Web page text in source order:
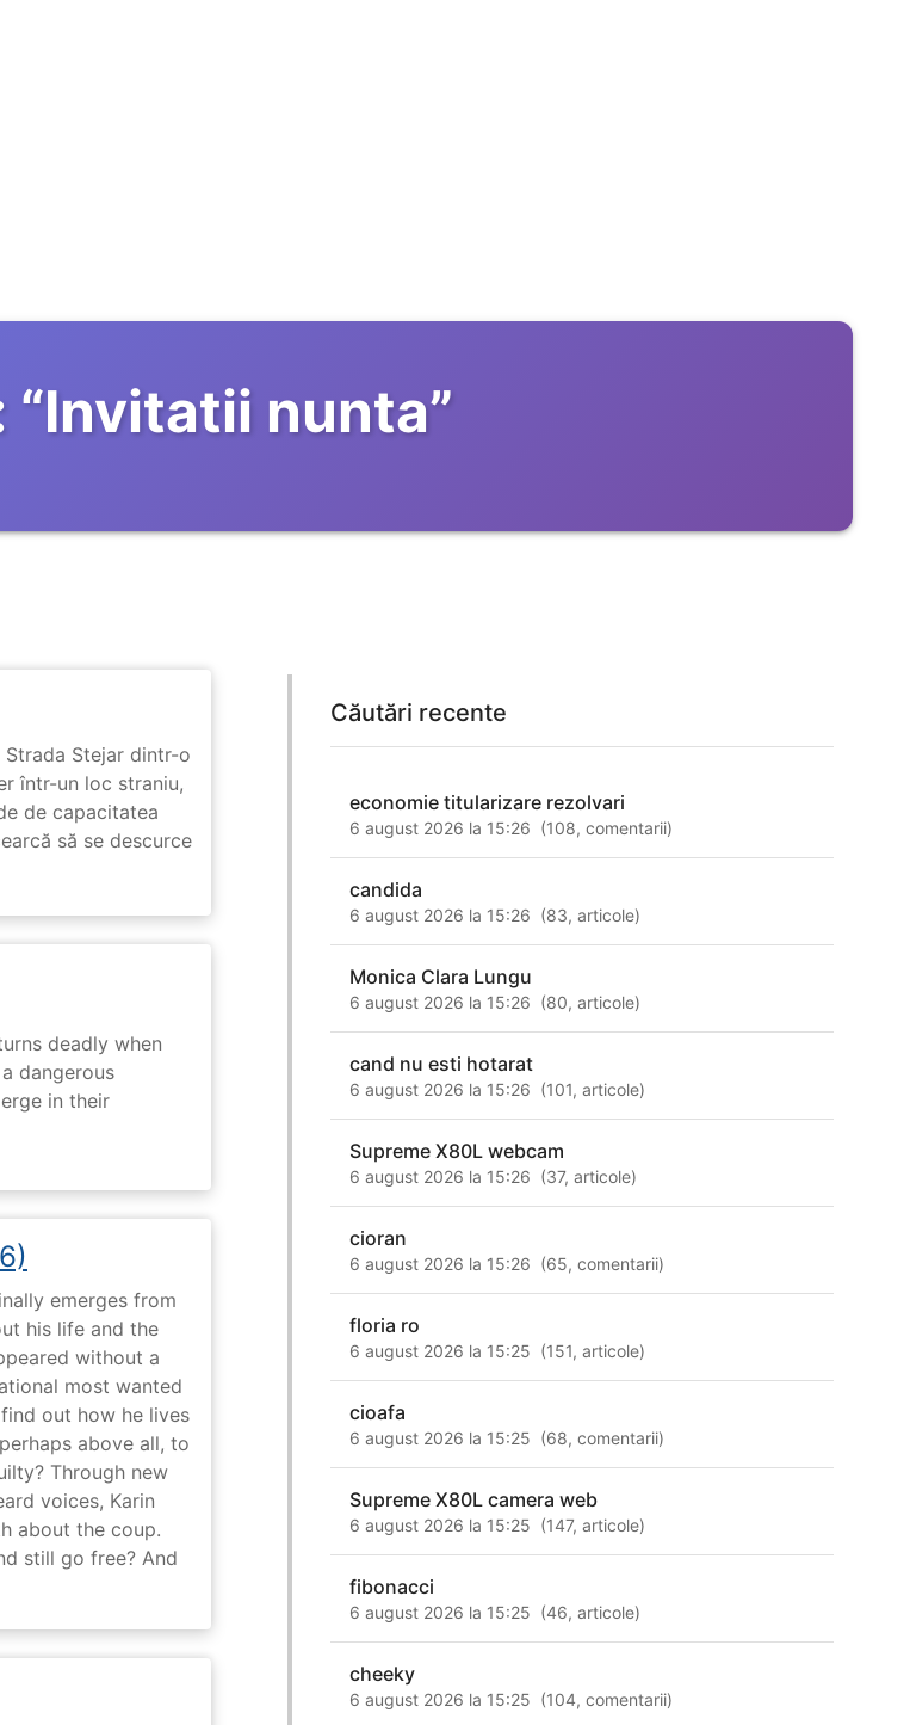
“Invitatii nunta”
Stejar dintr-o
într-un loc straniu,
de capacitatea
să se descurce
deadly when
dangerous
in their
emerges from
his life and the
without a
most wanted
out how he lives
above all, to
Through new
voices, Karin
about the coup.
still go free? And
Căutări recente
economie titularizare rezolvari
6 august 2026 la 15:26 (108,comentarii)
candida
6 august 2026 la 15:26 (83,articole)
Monica Clara Lungu
6 august 2026 la 15:26 (80,articole)
cand nu esti hotarat
6 august 2026 la 15:26 (101,articole)
Supreme X80L webcam
6 august 2026 la 15:26 (37,articole)
cioran
6 august 2026 la 15:26 (65,comentarii)
floria ro
6 august 2026 la 15:25 (151,articole)
cioafa
6 august 2026 la 15:25 (68,comentarii)
Supreme X80L camera web
6 august 2026 la 15:25 (147,articole)
fibonacci
6 august 2026 la 15:25 (46,articole)
cheeky
6 august 2026 la 15:25 (104,comentarii)